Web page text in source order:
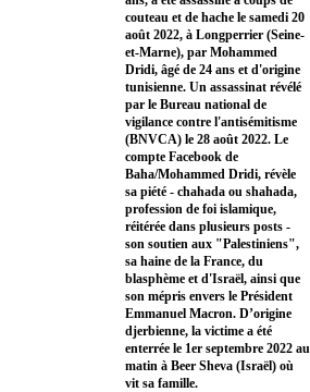
couteau et de hache le samedi 20
août 2022, à Longperrier (Seine-
et-Marne), par Mohammed
Dridi, âgé de 24 ans et d'origine
tunisienne. Un assassinat révélé
par le Bureau national de
vigilance contre l'antisémitisme
(BNVCA) le 28 août 2022. Le
compte Facebook de
Baha/Mohammed Dridi, révèle
sa piété - chahada ou shahada,
profession de foi islamique,
réitérée dans plusieurs posts -
son soutien aux "Palestiniens",
sa haine de la France, du
blasphème et d'Israël, ainsi que
son mépris envers le Président
Emmanuel Macron. D’origine
djerbienne, la victime a été
enterrée le 1er septembre 2022 au
matin à Beer Sheva (Israël) où
vit sa famille.